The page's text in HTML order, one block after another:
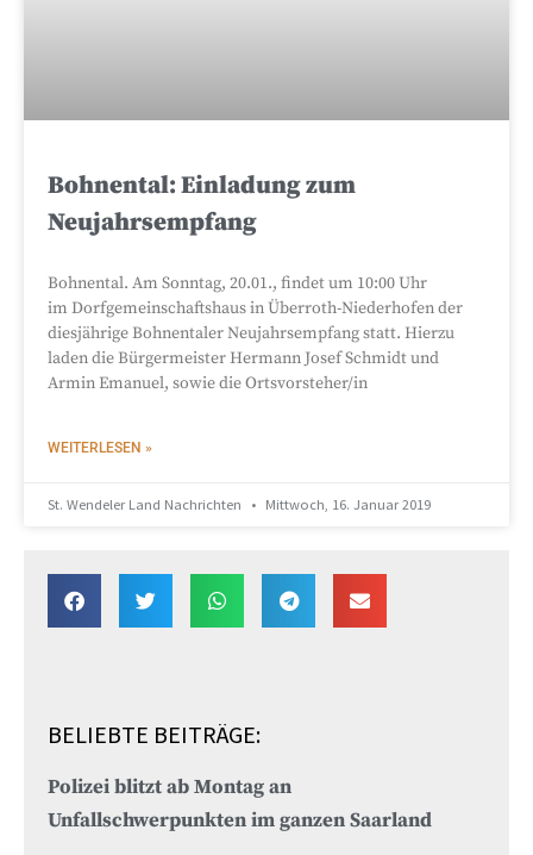
Bohnental: Einladung zum
Neujahrsempfang
Bohnental. Am Sonntag, 20.01., findet um 10:00 Uhr
im Dorfgemeinschaftshaus in Überroth-Niederhofen der
diesjährige Bohnentaler Neujahrsempfang statt. Hierzu
laden die Bürgermeister Hermann Josef Schmidt und
Armin Emanuel, sowie die Ortsvorsteher/in
WEITERLESEN »
St. Wendeler Land Nachrichten Mittwoch, 16. Januar 2019
BELIEBTE BEITRÄGE:
Polizei blitzt ab Montag an
Unfallschwerpunkten im ganzen Saarland